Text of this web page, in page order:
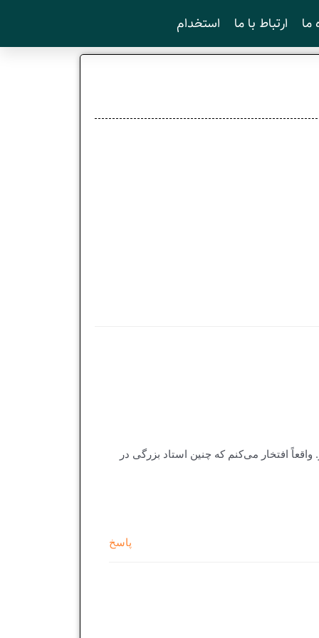
ما ارتباط با ما استخدام
افتخار می‌کنم که چنین استاد بزرگی در
پاسخ